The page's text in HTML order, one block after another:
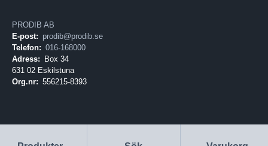
PRODIB AB
E-post: prodib@prodib.se
Telefon: 016-168000
Adress:
Box 34
631 02 Eskilstuna
Org.nr: 556215-8393